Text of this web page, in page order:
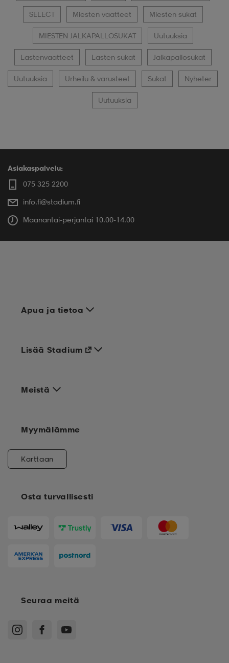
SELECT Miesten vaatteet Miesten sukat
MIESTEN JALKAPALLOSUKAT Uutuuksia
Lastenvaatteet Lasten sukat Jalkapallosukat
Uutuuksia Urheilu & varusteet Sukat Nyheter
Uutuuksia
Asiakaspalvelu:
075 325 2200
info.fi@stadium.fi
Maanantai-perjantai 10.00-14.00
Apua ja tietoa
Meistä
Osta turvallisesti
Lisää Stadium
Myymälämme
Karttaan
Seuraa meitä